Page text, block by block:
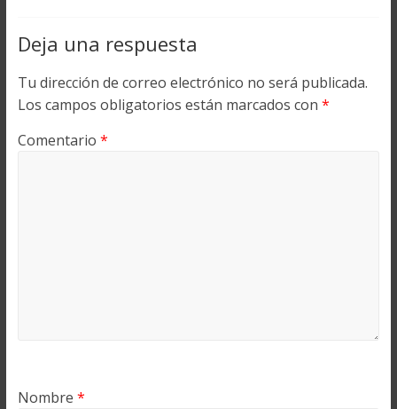
Deja una respuesta
Tu dirección de correo electrónico no será publicada.
Los campos obligatorios están marcados con *
Comentario *
Nombre *